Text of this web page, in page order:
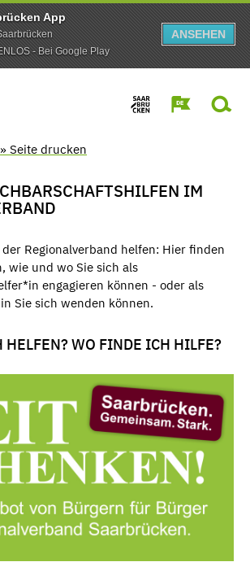
App
- Bei Google Play
ANSEHEN
» Seite drucken
IM
Regionalverband helfen: Hier finden
wie und wo Sie sich als
engagieren können - oder als
Sie sich wenden können.
WO FINDE ICH HILFE?